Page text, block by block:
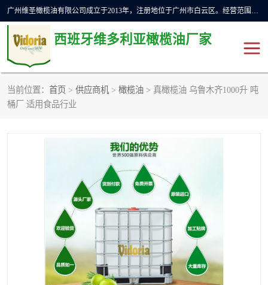
广州维圣橄榄油有限公司成立于2013年，注册地位于广州市白云区。经营范围包括饲料原料销售;畜牧渔业饲料销售;化妆品批发;贸易经纪;食品进出口等，主要产品有：橄榄果渣油，橄榄油，纯橄榄油等。
西班牙维多利亚橄榄油厂家
当前位置： 首页 > 供应商机 > 橄榄油 > 真橄榄油 乌鲁木齐1000升 吨
桶厂 适用食品行业
橄榄油